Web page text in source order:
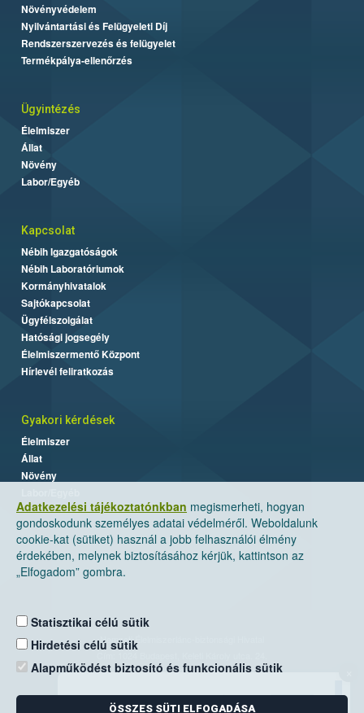
Adatkezelési tájékoztatónkban megismerheti, hogyan
gondoskodunk személyes adatai védelméről. Weboldalunk
cookie-kat (sütiket) használ a jobb felhasználói élmény
érdekében, melynek biztosításához kérjük, kattintson az
„Elfogadom” gombra.
Statisztikai célú sütik
Hirdetési célú sütik
Alapműködést biztosító és funkcionális sütik
ÖSSZES SÜTI ELFOGADÁSA
Növényvédelem
Nyilvántartási és Felügyeleti Díj
Rendszerszervezés és felügyelet
Termékpálya-ellenőrzés
Ügyintézés
Élelmiszer
Állat
Növény
Labor/Egyéb
Kapcsolat
Nébih Igazgatóságok
Nébih Laboratóriumok
Kormányhivatalok
Sajtókapcsolat
Ügyfélszolgálat
Hatósági jogsegély
Élelmiszermentő Központ
Hírlevél feliratkozás
Gyakori kérdések
Élelmiszer
Állat
Növény
Nemzeti Élelmiszerlánc-biztonsági Hivatal
Levelezési cím: 1525 Budapest. Pf. 30.